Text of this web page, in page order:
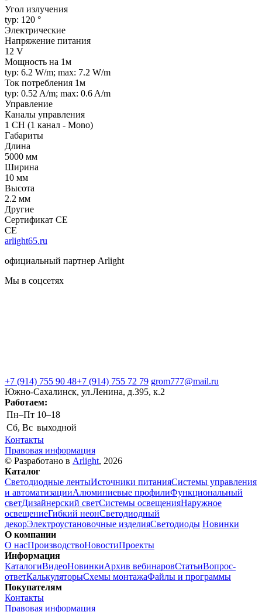
Угол излучения
typ: 120 °
Электрические
Напряжение питания
12 V
Мощность на 1м
typ: 6.2 W/m; max: 7.2 W/m
Ток потребления 1м
typ: 0.52 A/m; max: 0.6 A/m
Управление
Каналы управления
1 CH (1 канал - Mono)
Габариты
Длина
5000 мм
Ширина
10 мм
Высота
2.2 мм
Другие
Сертификат CE
CE
arlight65.ru
официальный партнер Arlight
Мы в соцсетях
+7 (914) 755 90 48+7 (914) 755 72 79 grom777@mail.ru
Южно-Сахалинск, ул.Ленина, д.395, к.2
Работаем:
Пн–Пт 10–18
Сб, Вс выходной
Контакты
Правовая информация
© Разработано в Arlight, 2026
Каталог
Светодиодные лентыИсточники питанияСистемы управления
и автоматизацииАлюминиевые профилиФункциональный
светДизайнерский светСистемы освещенияНаружное
освещениеГибкий неонСветодиодный
декорЭлектроустановочные изделияСветодиоды Новинки
О компании
О насПроизводствоНовостиПроекты
Информация
КаталогиВидеоНовинкиАрхив вебинаровСтатьиВопрос-
ответКалькуляторыСхемы монтажаФайлы и программы
Покупателям
Контакты
Правовая информация